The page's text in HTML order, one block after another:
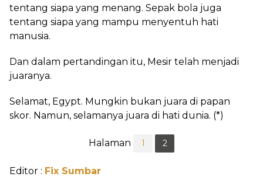
tentang siapa yang menang. Sepak bola juga
tentang siapa yang mampu menyentuh hati
manusia.
Dan dalam pertandingan itu, Mesir telah menjadi
juaranya.
Selamat, Egypt. Mungkin bukan juara di papan
skor. Namun, selamanya juara di hati dunia. (*)
Halaman 1 2
Editor : Fix Sumbar